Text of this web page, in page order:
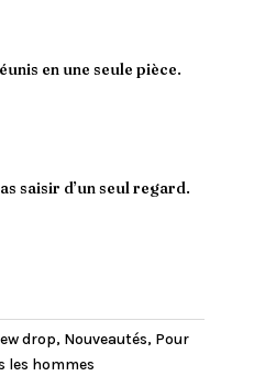
en une seule pièce.
saisir d’un seul regard.
drop, Nouveautés, Pour
les hommes